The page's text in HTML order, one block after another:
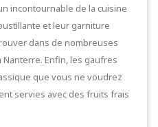
incontournable de la cuisine
et leur garniture
dans de nombreuses
Enfin, les gaufres
que vous ne voudrez
servies avec des fruits frais